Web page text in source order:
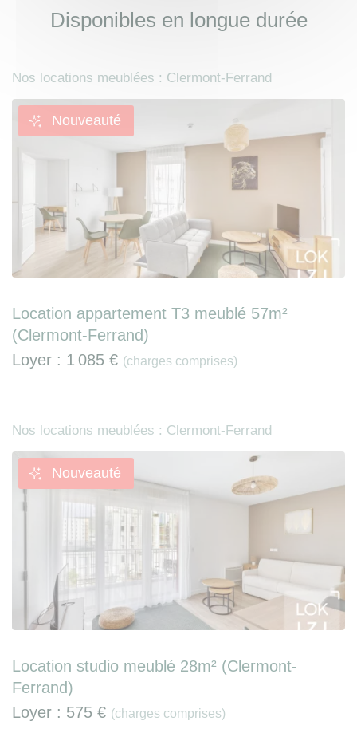
Disponibles en longue durée
Nos locations meublées : Clermont-Ferrand
Nouveauté
Location appartement T3 meublé 57m²
(Clermont-Ferrand)
Loyer : 1 085 € (charges comprises)
Nos locations meublées : Clermont-Ferrand
Nouveauté
Location studio meublé 28m² (Clermont-
Ferrand)
Loyer : 575 € (charges comprises)